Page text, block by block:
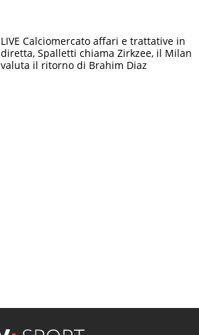
LIVE Calciomercato affari e trattative in
diretta, Spalletti chiama Zirkzee, il Milan
valuta il ritorno di Brahim Diaz